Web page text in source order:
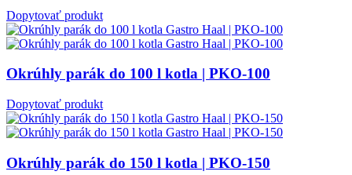
Dopytovať produkt
Okrúhly parák do 100 l kotla | PKO-100
Dopytovať produkt
Okrúhly parák do 150 l kotla | PKO-150